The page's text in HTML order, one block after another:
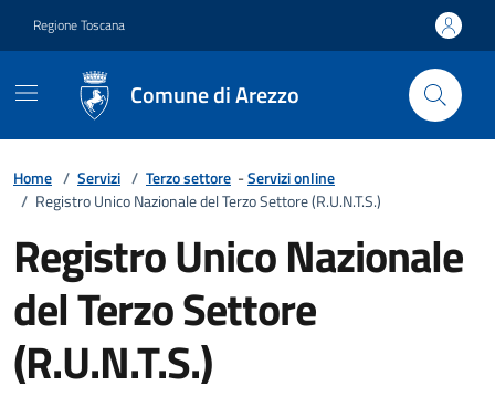
Regione Toscana
Comune di Arezzo
Home / Servizi / Terzo settore -Servizi online
/ Registro Unico Nazionale del Terzo Settore (R.U.N.T.S.)
Registro Unico Nazionale
del Terzo Settore
(R.U.N.T.S.)